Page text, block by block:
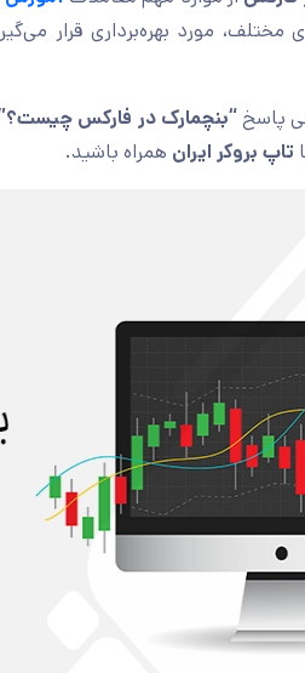
مورد بهره‌برداری قرار
پاسخ“بنچمارک در فارکس
تاپ بروکر ایران همراه باشید.